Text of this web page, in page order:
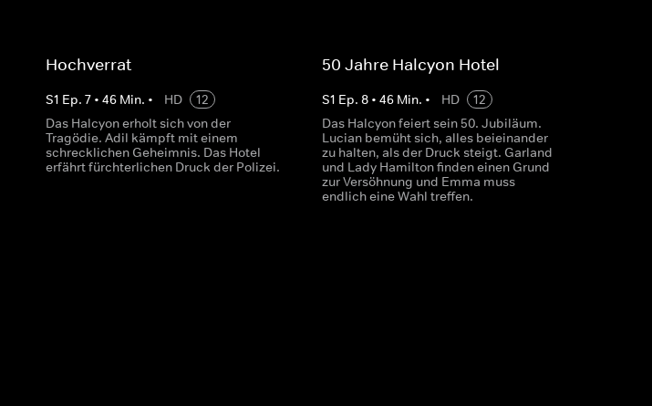
Hochverrat
S1 Ep. 7• 46Min. • HD
12
Das Halcyon erholt sich von der
Tragödie. Adil kämpft mit einem
schrecklichen Geheimnis. Das Hotel
erfährt fürchterlichen Druck der Polizei.
50 Jahre Halcyon Hotel
S1 Ep. 8• 46Min. • HD
12
Das Halcyon feiert sein 50. Jubiläum.
Lucian bemüht sich, alles beieinander
zu halten, als der Druck steigt. Garland
und Lady Hamilton finden einen Grund
zur Versöhnung und Emma muss
endlich eine Wahl treffen.